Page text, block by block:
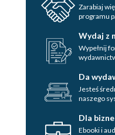
Zarabiaj
programu
Wydaj z
Wypełnij
Da
Jesteś
naszego
Dla
Ebooki i